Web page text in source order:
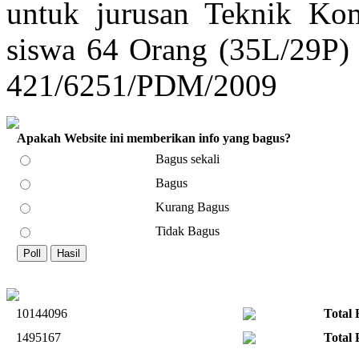
untuk jurusan Teknik
siswa 64 Orang (35L/
421/6251/PDM/2009
Apakah Website ini memberikan info yang bagus?
Bagus sekali
Bagus
Kurang Bagus
Tidak Bagus
10144096
Total
1495167
Total